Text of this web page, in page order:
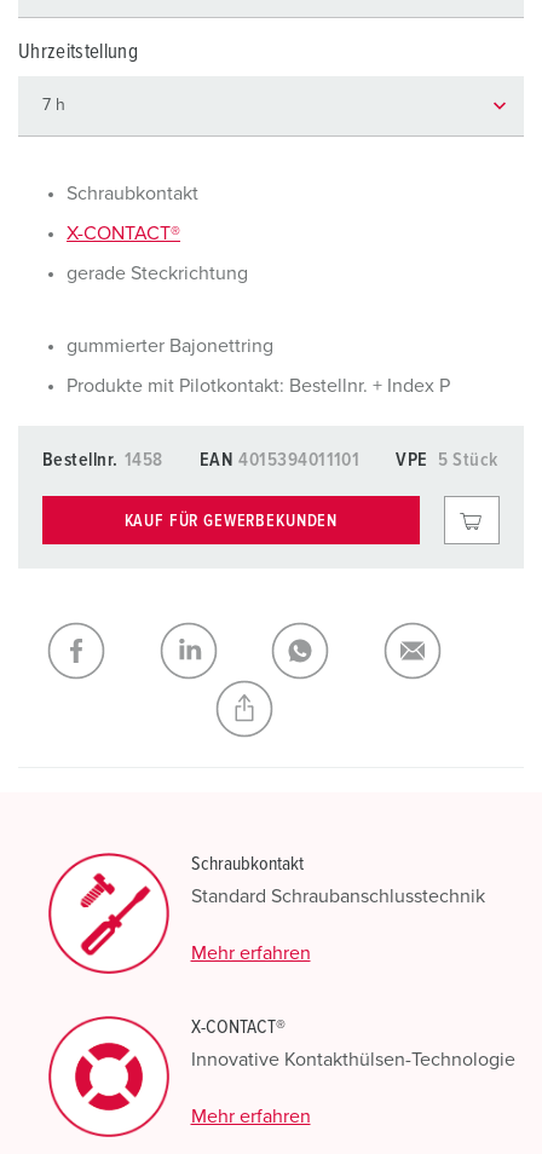
Uhrzeitstellung
Schraubkontakt
X-CONTACT®
gerade Steckrichtung
gummierter Bajonettring
Produkte mit Pilotkontakt: Bestellnr. + Index P
Bestellnr. 1458 EAN 4015394011101 VPE 5 Stück
KAUF FÜR GEWERBEKUNDEN
Schraubkontakt
Standard Schraubanschlusstechnik
Mehr erfahren
X-CONTACT®
Innovative Kontakthülsen-Technologie
Mehr erfahren